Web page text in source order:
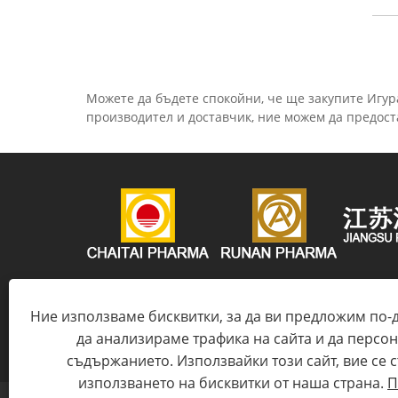
Можете да бъдете спокойни, че ще закупите
производител и доставчик, ние можем да
Адрес: No. 12, Zhangma Road, Индустриален
продукти на солта, Huaian, провинция Jiangsu,
Ние използваме бисквитки, за да ви предложим
да анализираме трафика на сайта и да
съдържанието. Използвайки този сайт, вие се
използването на бисквитки от наша страна.